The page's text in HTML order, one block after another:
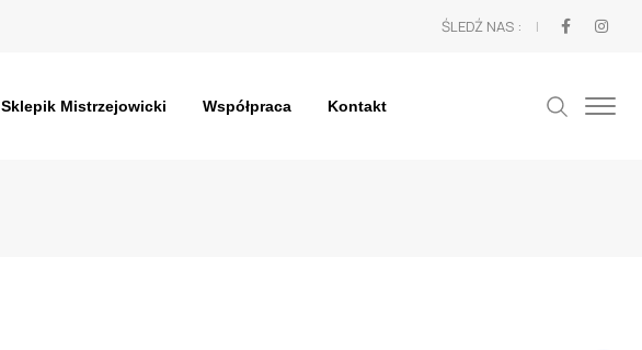
ŚLEDŹ NAS :
Sklepik Mistrzejowicki Współpraca Kontakt